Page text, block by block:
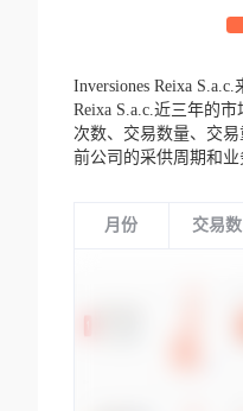
Inversiones Reixa S.a.c.
Reixa S.a.c.近三年的
次数、交易数量、交
前公司的采供周期和业
月份 交易数